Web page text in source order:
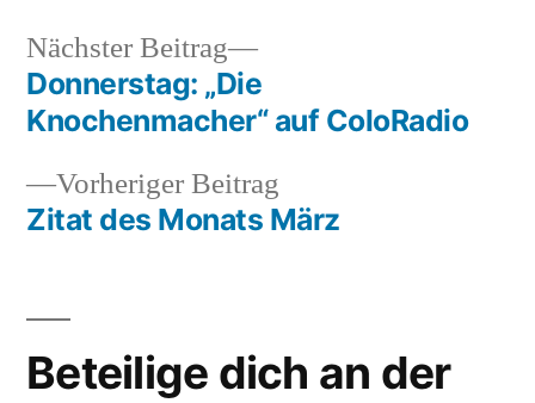
Beitragsnavigation
Vorheriger Beitrag
Beitrag:
Zitat des Monats März
Nächster Beitrag
Nächster
Beitrag:
Donnerstag: „Die
Knochenmacher“ auf ColoRadio
Beteilige dich an der